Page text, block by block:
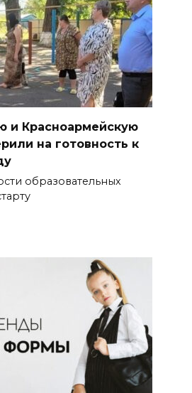
и Красноармейскую
на готовность к
образовательных